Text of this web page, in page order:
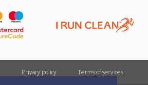
Privacy policy Terms of services